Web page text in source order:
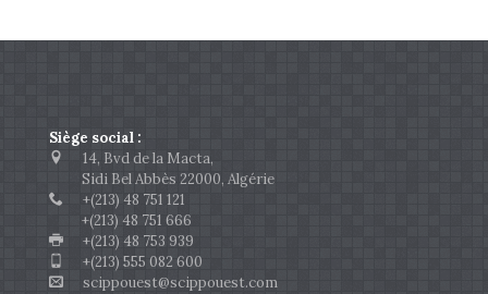
Siège social :
14, Bvd de la Macta,
Sidi Bel Abbès 22000, Algérie
+(213) 48 751 121
+(213) 48 751 666
+(213) 48 753 939
+(213) 555 082 600
scippouest@scippouest.com